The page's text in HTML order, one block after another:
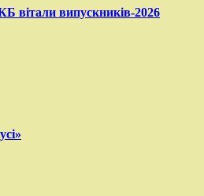
вітали випускників-2026